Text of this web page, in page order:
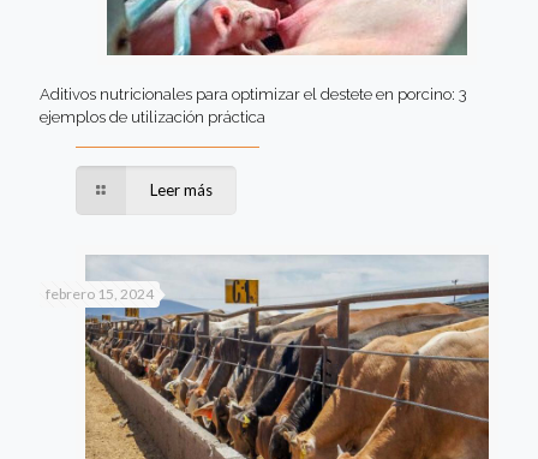
Aditivos nutricionales para optimizar el destete en porcino: 3
ejemplos de utilización práctica
Leer más
febrero 15, 2024